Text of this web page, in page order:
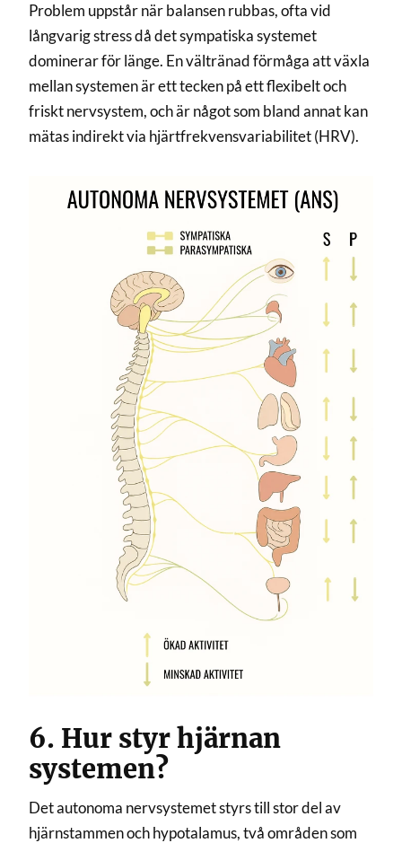
Problem uppstår när balansen rubbas, ofta vid
långvarig stress då det sympatiska systemet
dominerar för länge. En vältränad förmåga att växla
mellan systemen är ett tecken på ett flexibelt och
friskt nervsystem, och är något som bland annat kan
mätas indirekt via hjärtfrekvensvariabilitet (HRV).
6. Hur styr hjärnan
systemen?
Det autonoma nervsystemet styrs till stor del av
hjärnstammen och hypotalamus, två områden som